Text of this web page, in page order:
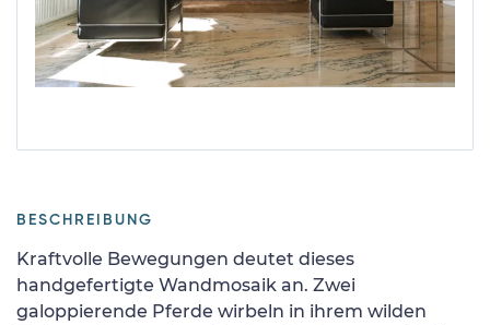
BESCHREIBUNG
Kraftvolle Bewegungen deutet dieses
handgefertigte Wandmosaik an. Zwei
galoppierende Pferde wirbeln in ihrem wilden